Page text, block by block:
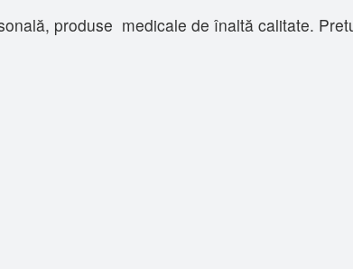
produse medicale de înaltă calitate.